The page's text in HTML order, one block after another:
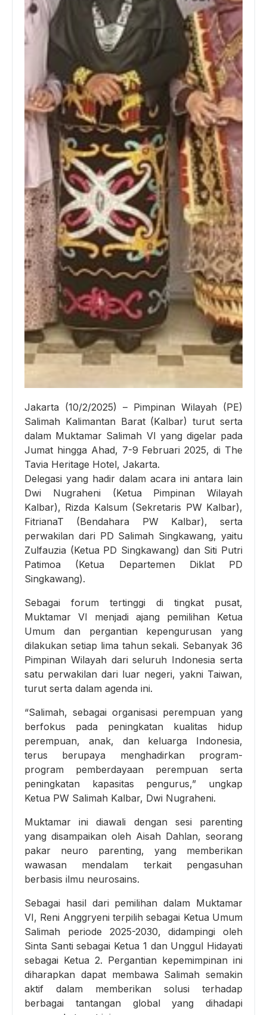
Jakarta (10/2/2025) – Pimpinan Wilayah (PE)
Salimah Kalimantan Barat (Kalbar) turut serta
dalam Muktamar Salimah VI yang digelar pada
Jumat hingga Ahad, 7-9 Februari 2025, di The
Tavia Heritage Hotel, Jakarta.
Delegasi yang hadir dalam acara ini antara lain
Dwi Nugraheni (Ketua Pimpinan Wilayah
Kalbar), Rizda Kalsum (Sekretaris PW Kalbar),
FitrianaT (Bendahara PW Kalbar), serta
perwakilan dari PD Salimah Singkawang, yaitu
Zulfauzia (Ketua PD Singkawang) dan Siti Putri
Patimoa (Ketua Departemen Diklat PD
Singkawang).
Sebagai forum tertinggi di tingkat pusat,
Muktamar VI menjadi ajang pemilihan Ketua
Umum dan pergantian kepengurusan yang
dilakukan setiap lima tahun sekali. Sebanyak 36
Pimpinan Wilayah dari seluruh Indonesia serta
satu perwakilan dari luar negeri, yakni Taiwan,
turut serta dalam agenda ini.
“Salimah, sebagai organisasi perempuan yang
berfokus pada peningkatan kualitas hidup
perempuan, anak, dan keluarga Indonesia,
terus berupaya menghadirkan program-
program pemberdayaan perempuan serta
peningkatan kapasitas pengurus,” ungkap
Ketua PW Salimah Kalbar, Dwi Nugraheni.
Muktamar ini diawali dengan sesi parenting
yang disampaikan oleh Aisah Dahlan, seorang
pakar neuro parenting, yang memberikan
wawasan mendalam terkait pengasuhan
berbasis ilmu neurosains.
Sebagai hasil dari pemilihan dalam Muktamar
VI, Reni Anggryeni terpilih sebagai Ketua Umum
Salimah periode 2025-2030, didampingi oleh
Sinta Santi sebagai Ketua 1 dan Unggul Hidayati
sebagai Ketua 2. Pergantian kepemimpinan ini
diharapkan dapat membawa Salimah semakin
aktif dalam memberikan solusi terhadap
berbagai tantangan global yang dihadapi